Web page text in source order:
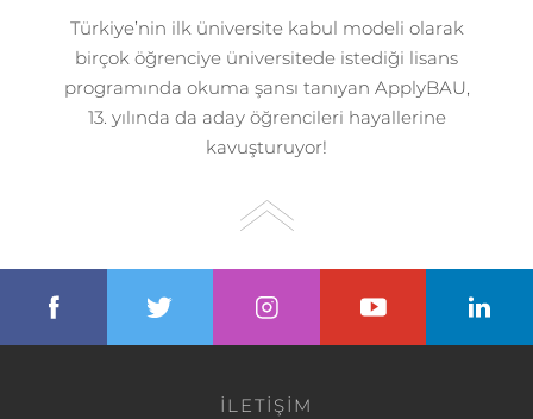
Türkiye’nin ilk üniversite kabul modeli olarak
birçok öğrenciye üniversitede istediği lisans
programında okuma şansı tanıyan ApplyBAU,
13. yılında da aday öğrencileri hayallerine
kavuşturuyor!
İLETİŞİM